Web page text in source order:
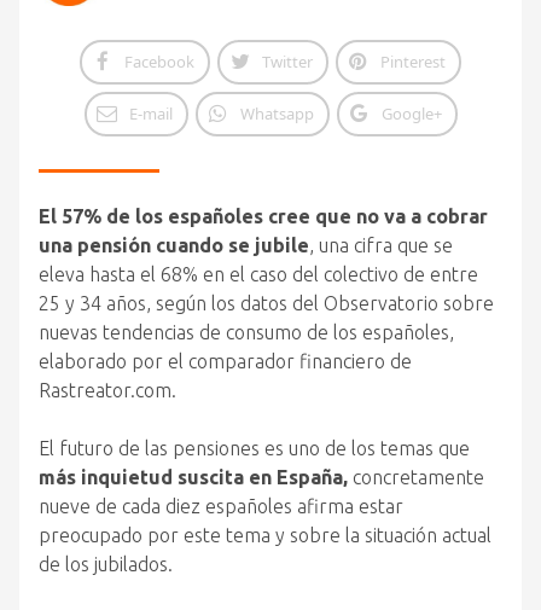
Facebook Twitter Pinterest
E-mail Whatsapp Google+
El 57% de los españoles cree que no va a cobrar
una pensión cuando se jubile, una cifra que se
eleva hasta el 68% en el caso del colectivo de entre
25 y 34 años, según los datos del Observatorio sobre
nuevas tendencias de consumo de los españoles,
elaborado por el comparador financiero de
Rastreator.com.
El futuro de las pensiones es uno de los temas que
más inquietud suscita en España, concretamente
nueve de cada diez españoles afirma estar
preocupado por este tema y sobre la situación actual
de los jubilados.